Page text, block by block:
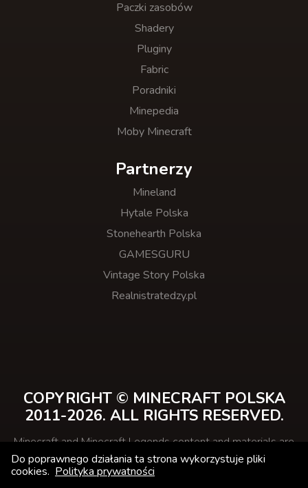
Paczki zasobów
Shadery
Pluginy
Fabric
Poradniki
Minepedia
Moby Minecraft
Partnerzy
Mineland
Hytale Polska
Stonehearth Polska
GAMESGURU
Vintage Story Polska
Realnistratedzy.pl
COPYRIGHT © MINECRAFT POLSKA
2011-2026. ALL RIGHTS RESERVED.
Minecraft and Minecraft Legends content and materials are
trademarks and copyrights of Mojang Studios and its
licensors.
This website is not affiliated with Minecraft.net or
Do poprawnego działania ta strona wykorzystuje pliki
cookies. Polityka prywatności